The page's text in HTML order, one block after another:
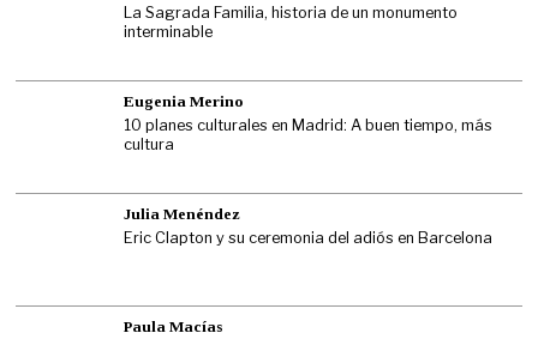
La Sagrada Familia, historia de un monumento
interminable
Eugenia Merino
10 planes culturales en Madrid: A buen tiempo, más
cultura
Julia Menéndez
Eric Clapton y su ceremonia del adiós en Barcelona
Paula Macías